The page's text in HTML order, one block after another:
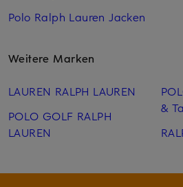
Polo Ralph Lauren Jacken
Weitere Marken
LAUREN RALPH LAUREN
POLO GOLF RALPH
LAUREN
&